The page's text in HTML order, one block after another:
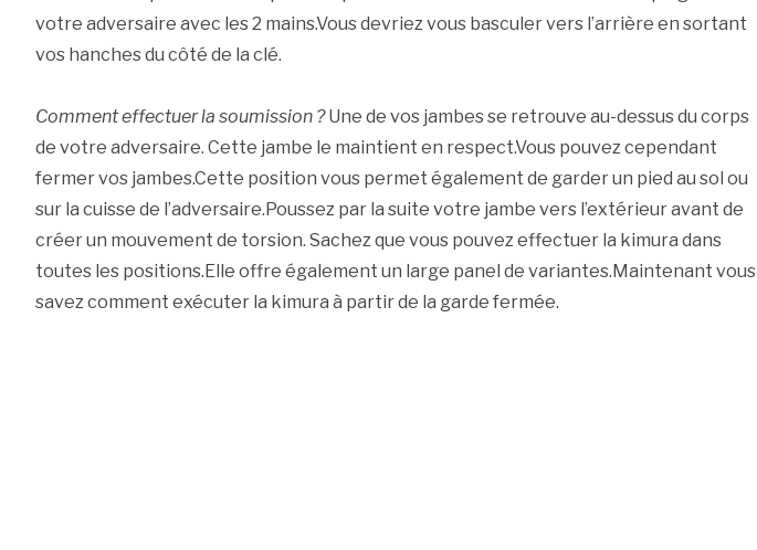
votre adversaire avec les 2 mains.Vous devriez vous basculer vers l’arrière en sortant
vos hanches du côté de la clé.
Comment effectuer la soumission ?Une de vos jambes se retrouve au-dessus du corps
de votre adversaire. Cette jambe le maintient en respect.Vous pouvez cependant
fermer vos jambes.Cette position vous permet également de garder un pied au sol ou
sur la cuisse de l’adversaire.Poussez par la suite votre jambe vers l’extérieur avant de
créer un mouvement de torsion. Sachez que vous pouvez effectuer la kimura dans
toutes les positions.Elle offre également un large panel de variantes.Maintenant vous
savez comment exécuter la kimura à partir de la garde fermée.